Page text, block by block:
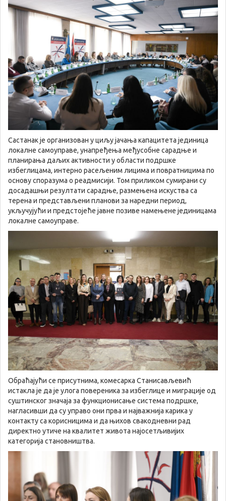
Састанак је организован у циљу јачања капацитета јединица
локалне самоуправе, унапређења међусобне сарадње и
планирања даљих активности у области подршке
избеглицама, интерно расељеним лицима и повратницима по
основу споразума о реадмисији. Том приликом сумирани су
досадашњи резултати сарадње, размењена искуства са
терена и представљени планови за наредни период,
укључујући и предстојеће јавне позиве намењене јединицама
локалне самоуправе.
Обраћајући се присутнима, комесарка Станисављевић
истакла је да је улога повереника за избеглице и миграције од
суштинског значаја за функционисање система подршке,
нагласивши да су управо они прва и најважнија карика у
контакту са корисницима и да њихов свакодневни рад
директно утиче на квалитет живота најосетљивијих
категорија становништва.